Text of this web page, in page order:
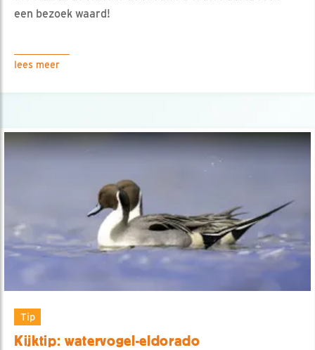
een bezoek waard!
lees meer
Tip
Kijktip: watervogel-eldorado